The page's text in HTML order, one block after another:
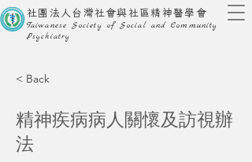
社團法人台灣社會與社區精神醫學會
Taiwanese Society of Social and Community
Psychiatry
< Back
精神疾病病人關懷及訪視辦
法